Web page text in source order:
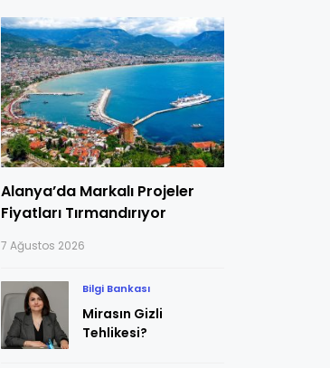
Alanya’da Markalı Projeler
Fiyatları Tırmandırıyor
7 Ağustos 2026
Bilgi Bankası
Mirasın Gizli
Tehlikesi?